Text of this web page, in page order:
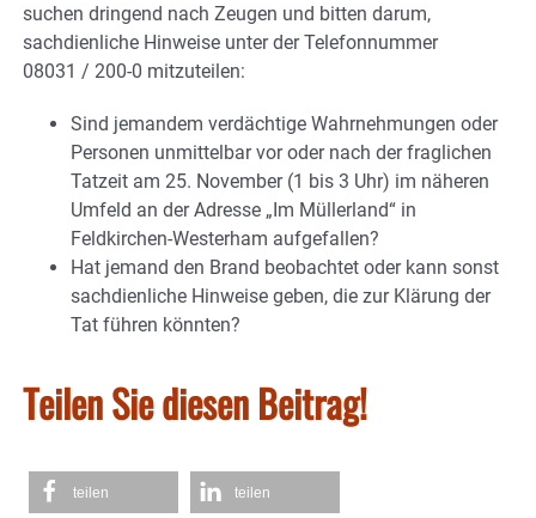
suchen dringend nach Zeugen und bitten darum,
sachdienliche Hinweise unter der Telefonnummer
08031 / 200-0 mitzuteilen:
Sind jemandem verdächtige Wahrnehmungen oder
Personen unmittelbar vor oder nach der fraglichen
Tatzeit am 25. November (1 bis 3 Uhr) im näheren
Umfeld an der Adresse „Im Müllerland“ in
Feldkirchen-Westerham aufgefallen?
Hat jemand den Brand beobachtet oder kann sonst
sachdienliche Hinweise geben, die zur Klärung der
Tat führen könnten?
Teilen Sie diesen Beitrag!
teilen teilen